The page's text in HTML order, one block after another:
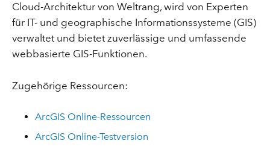
Cloud-Architektur von Weltrang, wird von Experten
für IT- und geographische Informationssysteme (GIS)
verwaltet und bietet zuverlässige und umfassende
webbasierte GIS-Funktionen.
Zugehörige Ressourcen:
ArcGIS Online-Ressourcen
ArcGIS Online-Testversion